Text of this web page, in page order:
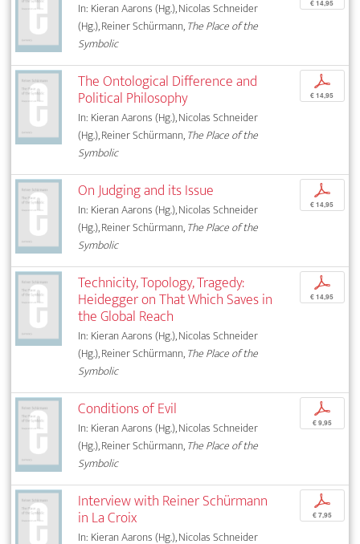
In: Kieran Aarons (Hg.), Nicolas Schneider
(Hg.), Reiner Schürmann,The Place of the
Symbolic
€ 14,95
The Ontological Difference and
Political Philosophy
In: Kieran Aarons (Hg.), Nicolas Schneider
(Hg.), Reiner Schürmann,The Place of the
Symbolic
p
€ 14,95
On Judging and its Issue
In: Kieran Aarons (Hg.), Nicolas Schneider
(Hg.), Reiner Schürmann,The Place of the
Symbolic
p
€ 14,95
Technicity, Topology, Tragedy:
Heidegger on That Which Saves in
the Global Reach
In: Kieran Aarons (Hg.), Nicolas Schneider
(Hg.), Reiner Schürmann,The Place of the
Symbolic
p
€ 14,95
Conditions of Evil
In: Kieran Aarons (Hg.), Nicolas Schneider
(Hg.), Reiner Schürmann,The Place of the
Symbolic
p
€ 9,95
Interview with Reiner Schürmann
in La Croix
In: Kieran Aarons (Hg.), Nicolas Schneider
p
€ 7,95